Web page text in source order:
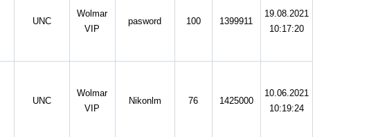
UNC
Wolmar
VIP
pasword 100 1399911
19.08.2021
10:17:20
UNC
Wolmar
VIP
Nikonlm 76 1425000
10.06.2021
10:19:24